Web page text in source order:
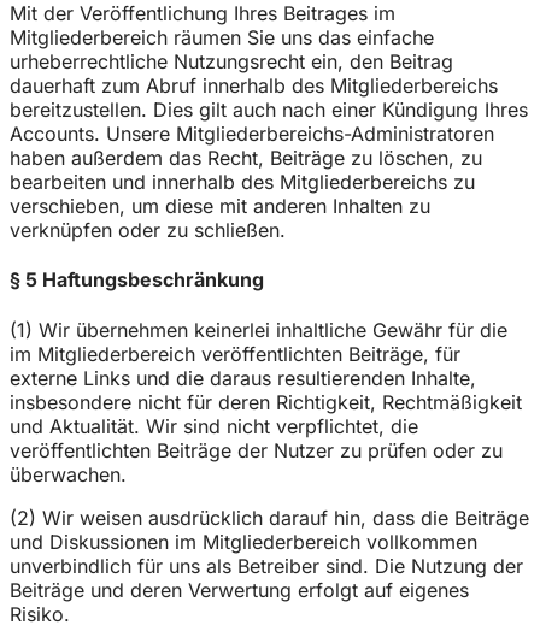
Mit der Veröffentlichung Ihres Beitrages im
Mitgliederbereich räumen Sie uns das einfache
urheberrechtliche Nutzungsrecht ein, den Beitrag
dauerhaft zum Abruf innerhalb des Mitgliederbereichs
bereitzustellen. Dies gilt auch nach einer Kündigung Ihres
Accounts. Unsere Mitgliederbereichs-Administratoren
haben außerdem das Recht, Beiträge zu löschen, zu
bearbeiten und innerhalb des Mitgliederbereichs zu
verschieben, um diese mit anderen Inhalten zu
verknüpfen oder zu schließen.
§ 5 Haftungsbeschränkung
(1) Wir übernehmen keinerlei inhaltliche Gewähr für die
im Mitgliederbereich veröffentlichten Beiträge, für
externe Links und die daraus resultierenden Inhalte,
insbesondere nicht für deren Richtigkeit, Rechtmäßigkeit
und Aktualität. Wir sind nicht verpflichtet, die
veröffentlichten Beiträge der Nutzer zu prüfen oder zu
überwachen.
(2) Wir weisen ausdrücklich darauf hin, dass die Beiträge
und Diskussionen im Mitgliederbereich vollkommen
unverbindlich für uns als Betreiber sind. Die Nutzung der
Beiträge und deren Verwertung erfolgt auf eigenes
Risiko.